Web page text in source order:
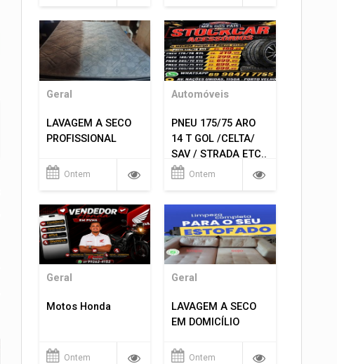
Geral
LAVAGEM A SECO
PROFISSIONAL
Ontem
Automóveis
PNEU 175/75 ARO
14 T GOL /CELTA/
SAV / STRADA ETC..
R$ 219,99
Ontem
Geral
Motos Honda
Ontem
Geral
LAVAGEM A SECO
EM DOMICÍLIO
Ontem